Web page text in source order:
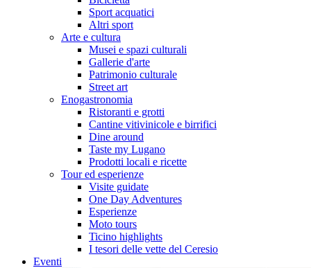
Sport acquatici
Altri sport
Arte e cultura
Musei e spazi culturali
Gallerie d'arte
Patrimonio culturale
Street art
Enogastronomia
Ristoranti e grotti
Cantine vitivinicole e birrifici
Dine around
Taste my Lugano
Prodotti locali e ricette
Tour ed esperienze
Visite guidate
One Day Adventures
Esperienze
Moto tours
Ticino highlights
I tesori delle vette del Ceresio
Eventi